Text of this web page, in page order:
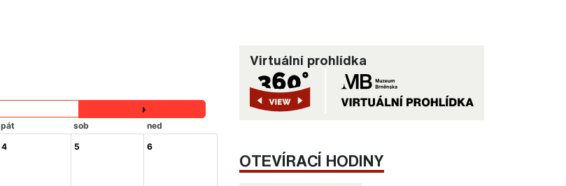
pát sob
ned
4 5 6
Virtuální prohlídka
OTEVÍRACÍ HODINY